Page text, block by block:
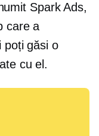
Spark Ads,
care a
poți găsi o
cu el.